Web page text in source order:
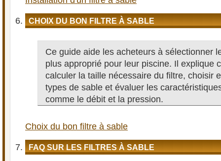
CHOIX DU BON FILTRE À SABLE
Ce guide aide les acheteurs à sélectionner
plus approprié pour leur piscine. Il explique
calculer la taille nécessaire du filtre, choisir
types de sable et évaluer les
comme le débit et la pression.
Choix du bon filtre à sable
FAQ SUR LES FILTRES À SABLE